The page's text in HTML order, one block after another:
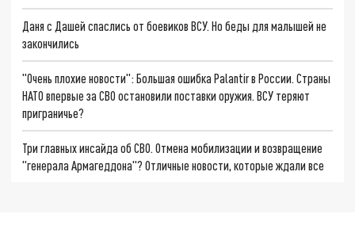
Даня с Дашей спаслись от боевиков ВСУ. Но беды для малышей не
закончились
"Очень плохие новости": Большая ошибка Palantir в России. Страны
НАТО впервые за СВО остановили поставки оружия. ВСУ теряют
приграничье?
Три главных инсайда об СВО. Отмена мобилизации и возвращение
"генерала Армагеддона"? Отличные новости, которые ждали все